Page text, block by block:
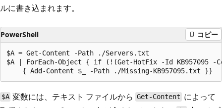
ルに書き込まれます。
PowerShell コピー
$A = Get-Content -Path ./Servers.txt
$A | ForEach-Object { if (!(Get-HotFix -Id KB957095 -
$A 変数には、テキスト ファイルから Get-Content によって